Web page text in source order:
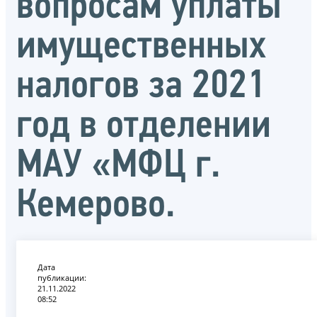
имущественных
налогов за 2021
год в отделении
МАУ «МФЦ г.
Кемерово.
Дата
публикации:
21.11.2022
08:52